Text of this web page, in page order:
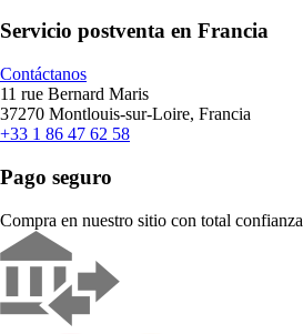
Servicio postventa en Francia
Contáctanos
11 rue Bernard Maris
37270 Montlouis-sur-Loire, Francia
+33 1 86 47 62 58
Pago seguro
Compra en nuestro sitio con total confianza